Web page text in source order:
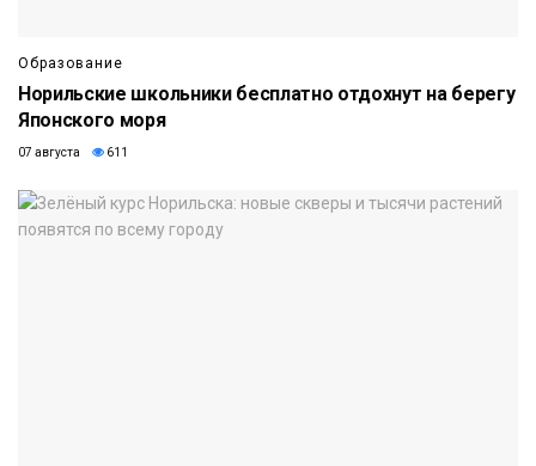
Образование
Норильские школьники бесплатно отдохнут на берегу
Японского моря
07 августа 611